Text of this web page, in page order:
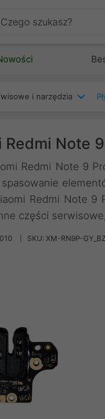
i narzędzia
Note
Redmi Note 9
Redmi Note
części
SKU: XM-RN9P-